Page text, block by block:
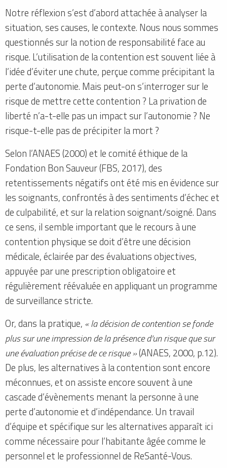
Notre réflexion s’est d’abord attachée à analyser la
situation, ses causes, le contexte. Nous nous sommes
questionnés sur la notion de responsabilité face au
risque. L’utilisation de la contention est souvent liée à
l’idée d’éviter une chute, perçue comme précipitant la
perte d’autonomie. Mais peut-on s’interroger sur le
risque de mettre cette contention ? La privation de
liberté n’a-t-elle pas un impact sur l’autonomie ? Ne
risque-t-elle pas de précipiter la mort ?
Selon l’ANAES (2000) et le comité éthique de la
Fondation Bon Sauveur (FBS, 2017), des
retentissements négatifs ont été mis en évidence sur
les soignants, confrontés à des sentiments d’échec et
de culpabilité, et sur la relation soignant/soigné. Dans
ce sens, il semble important que le recours à une
contention physique se doit d’être une décision
médicale, éclairée par des évaluations objectives,
appuyée par une prescription obligatoire et
régulièrement réévaluée en appliquant un programme
de surveillance stricte.
Or, dans la pratique, « la décision de contention se fonde
plus sur une impression de la présence d’un risque que sur
une évaluation précise de ce risque »(ANAES, 2000, p.12).
De plus, les alternatives à la contention sont encore
méconnues, et on assiste encore souvent à une
cascade d’évènements menant la personne à une
perte d’autonomie et d’indépendance. Un travail
d’équipe et spécifique sur les alternatives apparaît ici
comme nécessaire pour l’habitante âgée comme le
personnel et le professionnel de ReSanté-Vous.